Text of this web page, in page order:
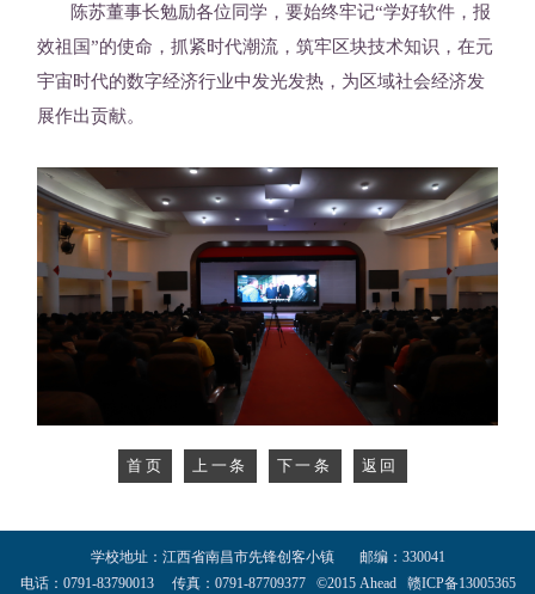
陈苏董事长勉励各位同学，要始终牢记“学好软件，报
效祖国”的使命，抓紧时代潮流，筑牢区块技术知识，在元
宇宙时代的数字经济行业中发光发热，为区域社会经济发
展作出贡献。
首页 上一条 下一条 返回
学校地址：江西省南昌市先锋创客小镇 邮编：330041
电话：0791-83790013 传真：0791-87709377 ©2015 Ahead 赣ICP备13005365